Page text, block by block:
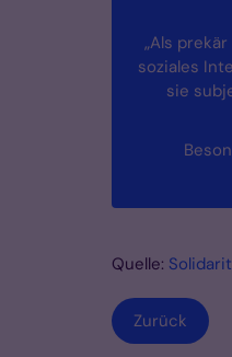
„Als
soziales
sie
Quelle:
Zurück